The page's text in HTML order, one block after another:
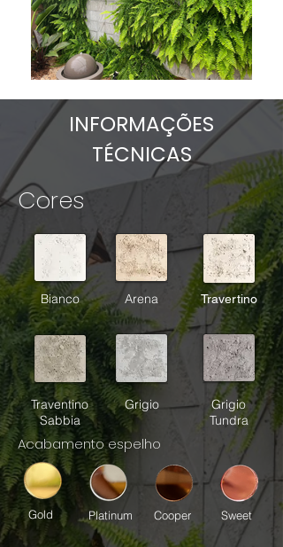
INFORMAÇÕES
TÉCNICAS
Cores
Bianco Arena
Traventino
Sabbia
Grigio
Travertino
Grigio
Tundra
Acabamento espelho
Gold Platinum Cooper Sweet